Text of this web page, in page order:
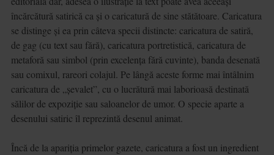
încărcătură satirică ca și o caricatură de sine stătătoare. Caricatura
se distinge și ea prin câteva specii distincte: caricatura de satiră,
de gag (cu text sau fără), caricatura portretistică, caricatura de
metaforă sau simbol (prin excelența fără cuvinte), banda desenată
sau comixul, rareori colajul. Pe lângă aceste forme mai întâlnim
caricatura de „șevalet”, cu o lucrătură mai laborioasă destinată
sălilor de expoziție sau saloanelor de umor. O specie aparte a
desenului satiric îl reprezintă desenul animat.
Încă de la apariția primelor gazete, caricatura a fost un ingredient